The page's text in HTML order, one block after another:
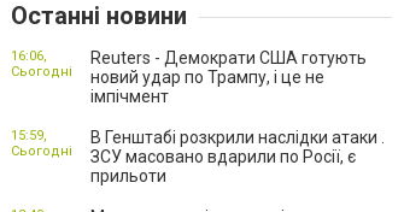
Останні новини
Reuters - Демократи США готують
новий удар по Трампу, і це не
імпічмент
16:06,
Сьогодні
В Генштабі розкрили наслідки атаки .
ЗСУ масовано вдарили по Росії, є
прильоти
15:59,
Сьогодні